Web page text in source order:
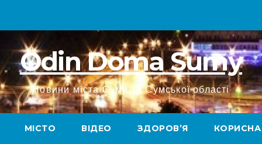
Odin Doma Sumy
Новини міста Суми та Сумської області
МІСТО ВІДЕО ЗДОРОВ’Я КОРИСНА